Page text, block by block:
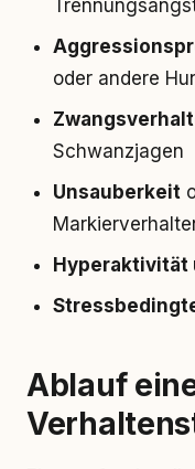
oder andere
Schwanzjagen
Unsauberkeit
Hyperaktivität
Ablauf